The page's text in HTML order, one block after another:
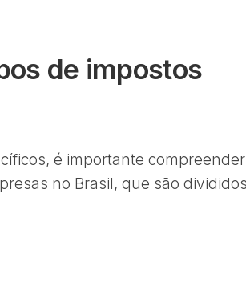
de impostos
é importante
no Brasil, que são